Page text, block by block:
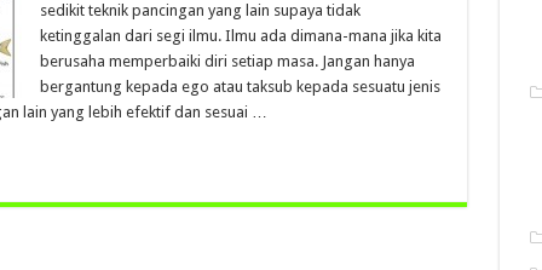
sedikit teknik pancingan yang lain supaya tidak
ketinggalan dari segi ilmu. Ilmu ada dimana-mana jika kita
berusaha memperbaiki diri setiap masa. Jangan hanya
bergantung kepada ego atau taksub kepada sesuatu jenis
lain yang lebih efektif dan sesuai …